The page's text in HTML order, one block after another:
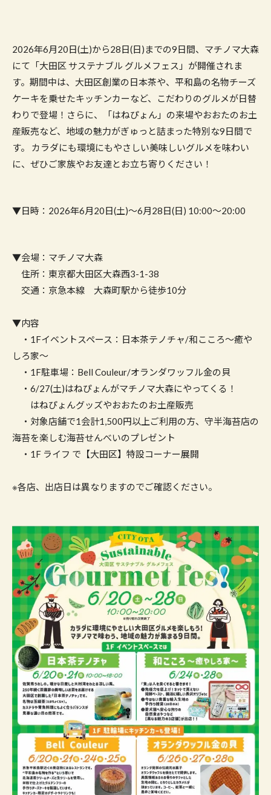
2026年6月20日(土)から28日(日)までの9日間、マチノマ大森
にて「大田区 サステナブル グルメフェス」が開催されま
す。期間中は、大田区創業の日本茶や、平和島の名物チーズ
ケーキを乗せたキッチンカーなど、こだわりのグルメが日替
わりで登場！さらに、「はねぴょん」の来場やおおたのお土
産販売など、地域の魅力がぎゅっと詰まった特別な9日間で
す。 カラダにも環境にもやさしい美味しいグルメを味わい
に、ぜひご家族やお友達とお立ち寄りください！
▼日時：2026年6月20日(土)～6月28日(日) 10:00～20:00
▼会場：マチノマ大森
住所：東京都大田区大森西3-1-38
交通：京急本線 大森町駅から徒歩10分
▼内容
・1Fイベントスペース：日本茶テノチャ/和こころ～癒や
しろ家～
・1F駐車場：Bell Couleur/オランダワッフル金の貝
・6/27(土)はねぴょんがマチノマ大森にやってくる！
はねぴょんグッズやおおたのお土産販売
・対象店舗で1会計1,500円以上ご利用の方、守半海苔店の
海苔を楽しむ海苔せんべいのプレゼント
・1F ライフ で【大田区】特設コーナー展開
※各店、出店日は異なりますのでご確認ください。